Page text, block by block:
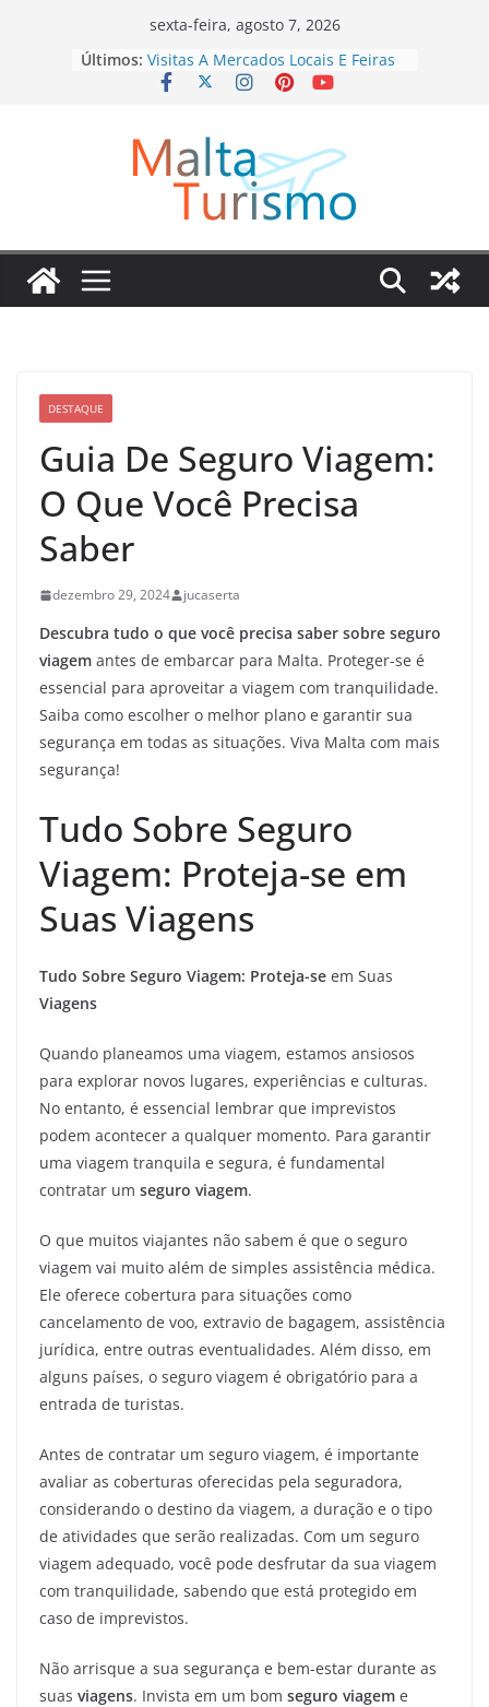
sexta-feira, agosto 7, 2026
Últimos: Visitas A Mercados Locais E Feiras
Típicas
Passeios Em Destinos Que Unem
Aventura E Aprendizado
Atrações Culturais E Shows Típicos
Em Cada Destino
Gastando Pouco
DESTAQUE
Guia De Seguro Viagem:
O Que Você Precisa
Saber
dezembro 29, 2024 jucaserta
Descubra tudo o que você precisa saber sobre seguro
viagem antes de embarcar para Malta. Proteger-se é
essencial para aproveitar a viagem com tranquilidade.
Saiba como escolher o melhor plano e garantir sua
segurança em todas as situações. Viva Malta com mais
segurança!
Tudo Sobre Seguro
Viagem: Proteja-se em
Suas Viagens
Tudo Sobre Seguro Viagem: Proteja-se em Suas
Viagens
Quando planeamos uma viagem, estamos ansiosos
para explorar novos lugares, experiências e culturas.
No entanto, é essencial lembrar que imprevistos
podem acontecer a qualquer momento. Para garantir
uma viagem tranquila e segura, é fundamental
contratar um seguro viagem.
O que muitos viajantes não sabem é que o seguro
viagem vai muito além de simples assistência médica.
Ele oferece cobertura para situações como
cancelamento de voo, extravio de bagagem, assistência
jurídica, entre outras eventualidades. Além disso, em
alguns países, o seguro viagem é obrigatório para a
entrada de turistas.
Antes de contratar um seguro viagem, é importante
avaliar as coberturas oferecidas pela seguradora,
considerando o destino da viagem, a duração e o tipo
de atividades que serão realizadas. Com um seguro
viagem adequado, você pode desfrutar da sua viagem
com tranquilidade, sabendo que está protegido em
caso de imprevistos.
Não arrisque a sua segurança e bem-estar durante as
suas viagens. Invista em um bom seguro viagem e